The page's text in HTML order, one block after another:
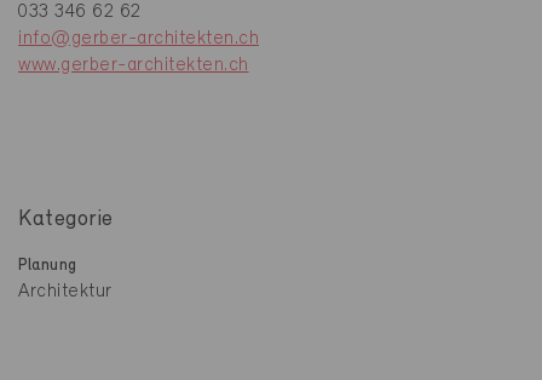
033 346 62 62
info@gerber-architekten.ch
www.gerber-architekten.ch
Kategorie
Planung
Architektur